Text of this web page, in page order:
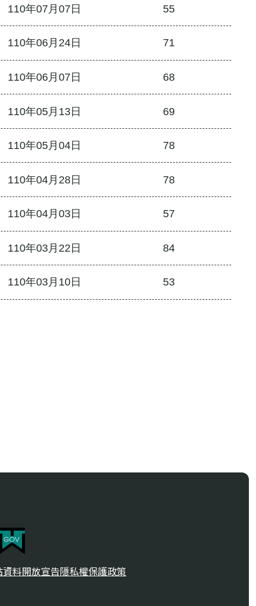
110年07月07日 55
110年06月24日 71
110年06月07日 68
110年05月13日 69
110年05月04日 78
110年04月28日 78
110年04月03日 57
110年03月22日 84
110年03月10日 53
資料開放宣告隱私權保護政策